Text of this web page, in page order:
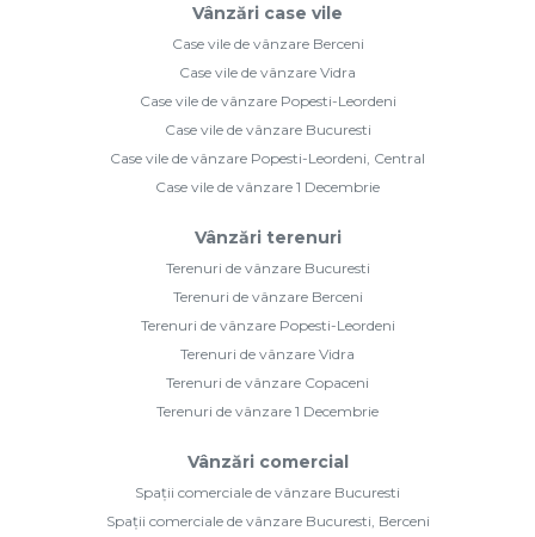
Vânzări case vile
Case vile de vânzare Berceni
Case vile de vânzare Vidra
Case vile de vânzare Popesti-Leordeni
Case vile de vânzare Bucuresti
Case vile de vânzare Popesti-Leordeni, Central
Case vile de vânzare 1 Decembrie
Vânzări terenuri
Terenuri de vânzare Bucuresti
Terenuri de vânzare Berceni
Terenuri de vânzare Popesti-Leordeni
Terenuri de vânzare Vidra
Terenuri de vânzare Copaceni
Terenuri de vânzare 1 Decembrie
Vânzări comercial
Spații comerciale de vânzare Bucuresti
Spații comerciale de vânzare Bucuresti, Berceni